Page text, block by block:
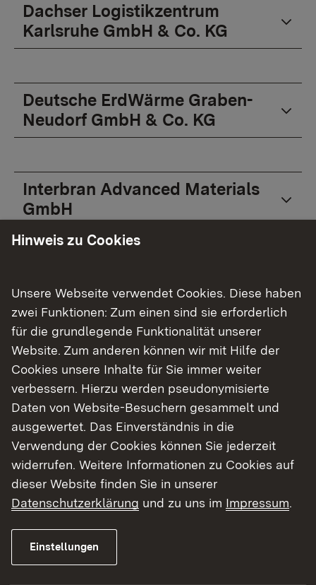
Dachser Logistikzentrum
Karlsruhe GmbH & Co. KG
Deutsche ErdWärme Graben-
Neudorf GmbH & Co. KG
Interbran Advanced Materials
GmbH
Technologie (KIT)
Klebchemie M.G. Becker GmbH
& Co. KG
Kleiberit SE & Co. KG
RVE GmbH
Hinweis zu Cookies
Unsere Webseite verwendet Cookies. Diese haben
zwei Funktionen: Zum einen sind sie erforderlich
für die grundlegende Funktionalität unserer
Website. Zum anderen können wir mit Hilfe der
Cookies unsere Inhalte für Sie immer weiter
verbessern. Hierzu werden pseudonymisierte
Daten von Website-Besuchern gesammelt und
ausgewertet. Das Einverständnis in die
Verwendung der Cookies können Sie jederzeit
widerrufen. Weitere Informationen zu Cookies auf
dieser Website finden Sie in unserer
Datenschutzerklärung und zu uns im Impressum.
Einstellungen